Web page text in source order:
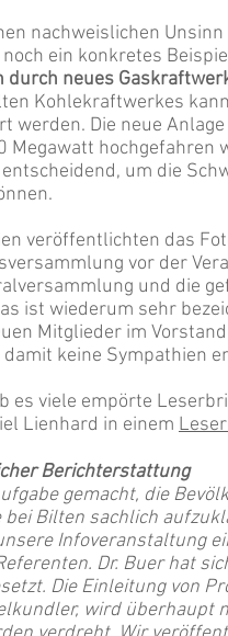
nachweislichen
ein konkretes
durch neues
Kohlekraftwerkes
werden. Die neue
Megawatt hochgefahren
um die
veröffentlichten das
vor der
und die
ist wiederum sehr
Mitglieder im
keine Sympathien
es viele empörte
Lienhard in einem
Berichterstattung
gemacht, die
Bilten sachlich
Infoveranstaltung
Dr. Buer hat
Die Einleitung von
wird überhaupt